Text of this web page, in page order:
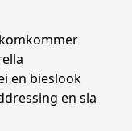
en bieslook
en sla